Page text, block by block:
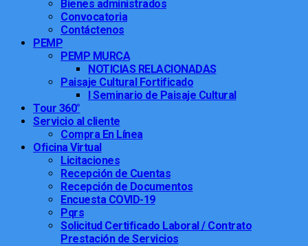
Bienes administrados
Convocatoria
Contáctenos
PEMP
PEMP MURCA
NOTICIAS RELACIONADAS
Paisaje Cultural Fortificado
I Seminario de Paisaje Cultural
Tour 360°
Servicio al cliente
Compra En Línea
Oficina Virtual
Licitaciones
Recepción de Cuentas
Recepción de Documentos
Encuesta COVID-19
Pqrs
Solicitud Certificado Laboral / Contrato
Prestación de Servicios